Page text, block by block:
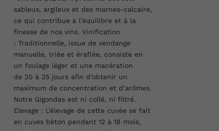
sableux, argileux et des marnes-calcaire,
ce qui contribue à l’équilibre et à la
finesse de nos vins. Vinification
: Traditionnelle, issue de vendange
manuelle, triée et éraflée, consiste en
un foulage léger et une macération
de 20 à 25 jours afin d’obtenir un
maximum de concentration et d’arômes.
Notre Gigondas est ni collé, ni filtré.
Elevage : L'élevage de cette cuvée se fait
en cuves béton pendant 12 à 18 mois,